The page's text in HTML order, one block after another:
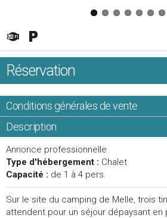
Réservation
Conditions générales de vente
Description
Annonce professionnelle
Type d'hébergement : Chalet
Capacité : de 1 à 4 pers.
Sur le site du camping de Melle, trois
attendent pour un séjour dépaysant en